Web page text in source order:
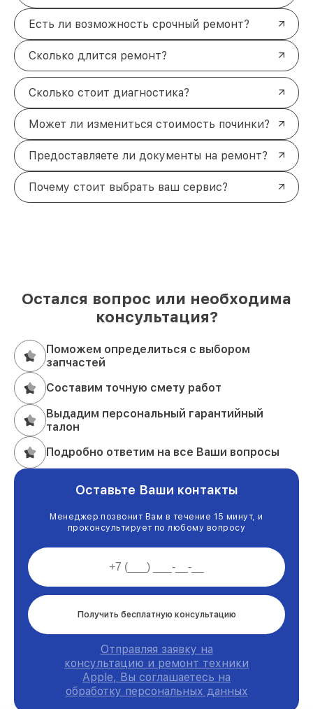
Есть ли возможность срочный ремонт?
Сколько длится ремонт?
Сколько стоит диагностика?
Может ли измениться стоимость починки?
Предоставляете ли документы на ремонт?
Почему стоит выбрать ваш сервис?
Остался вопрос или необходима
консультация?
Поможем определиться с выбором
запчастей
Составим точную смету работ
Выдадим персональный гарантийный
талон
Подробно ответим на все Ваши вопросы
Оставьте Ваши контакты
Менеджер позвонит Вам в течение 15 минут, и
проконсультирует по любому вопросу
Получить бесплатную консультацию
Отправляя заявку на
консультацию и ремонт техники
Apple, Вы соглашаетесь на
обработку персональных данных